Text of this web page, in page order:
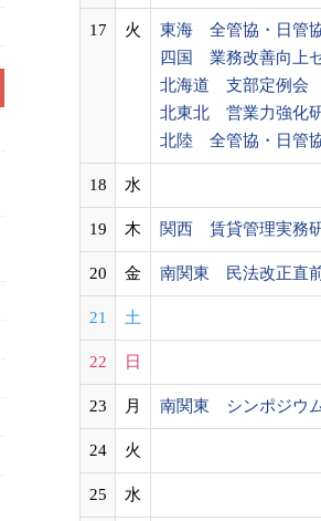
17 火
東海 全管協・日管
四国 業務改善向上
北海道 支部定例会
北東北 営業力強化
北陸 全管協・日管
18 水
19 木 関西 賃貸管理実務
20 金 南関東 民法改正直
21 土
22 日
23 月 南関東 シンポジウ
24 火
25 水